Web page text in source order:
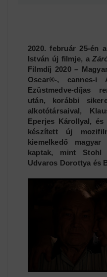
2020. február 25-én
István új filmje, a
Filmdíj 2020 –
Oscar®-, cannes-i
Ezüstmedve-díjas
után, korábbi
alkotótársaival,
Eperjes Károllyal,
készített új
kiemelkedő
kaptak, mint Stohl
Udvaros Dorottya és